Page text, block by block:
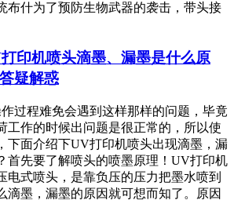
布什为了预防生物武器的袭击，带头接
印机喷头滴墨、漏墨是什么原
疑解惑
过程难免会遇到这样那样的问题，毕竟
工作的时候出问题是很正常的，所以使
下面介绍下UV打印机喷头出现滴墨，漏
首先要了解喷头的喷墨原理！UV打印机
电式喷头，是靠负压的压力把墨水喷到
滴墨，漏墨的原因就可想而知了。原因